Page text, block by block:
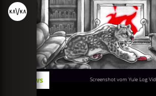
Screenshot vom Yule Log
News